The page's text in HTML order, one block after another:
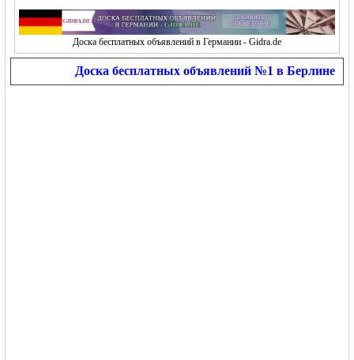
Доска бесплатных объявлений в Германии - Gidra.de
Доска бесплатных объявлений №1 в Берлине